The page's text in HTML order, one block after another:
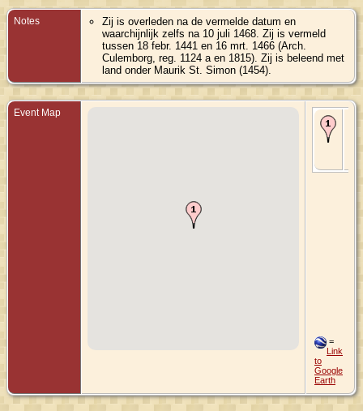
Notes
Zij is overleden na de vermelde datum en
waarchijnlijk zelfs na 10 juli 1468. Zij is vermeld
tussen 18 febr. 1441 en 16 mrt. 1466 (Arch.
Culemborg, reg. 1124 a en 1815). Zij is beleend met
land onder Maurik St. Simon (1454).
Event Map
=
Link
to
Google
Earth